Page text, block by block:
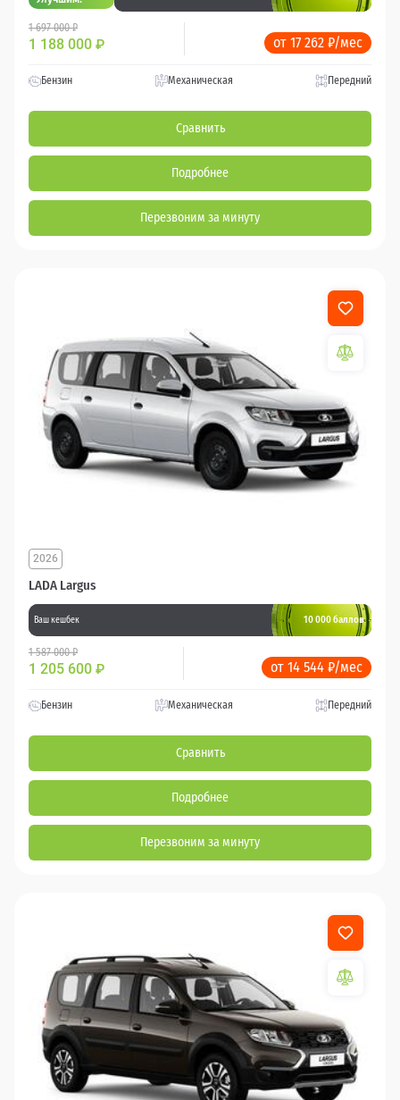
1 697 000 ₽
1 188 000 ₽ от 17 262 ₽/мес
Бензин Механическая Передний
Сравнить
Подробнее
Перезвоним за минуту
LADA Largus
2026
Ваш кешбек 10 000 баллов
1 587 000 ₽
1 205 600 ₽ от 14 544 ₽/мес
Бензин Механическая Передний
Сравнить
Подробнее
Перезвоним за минуту